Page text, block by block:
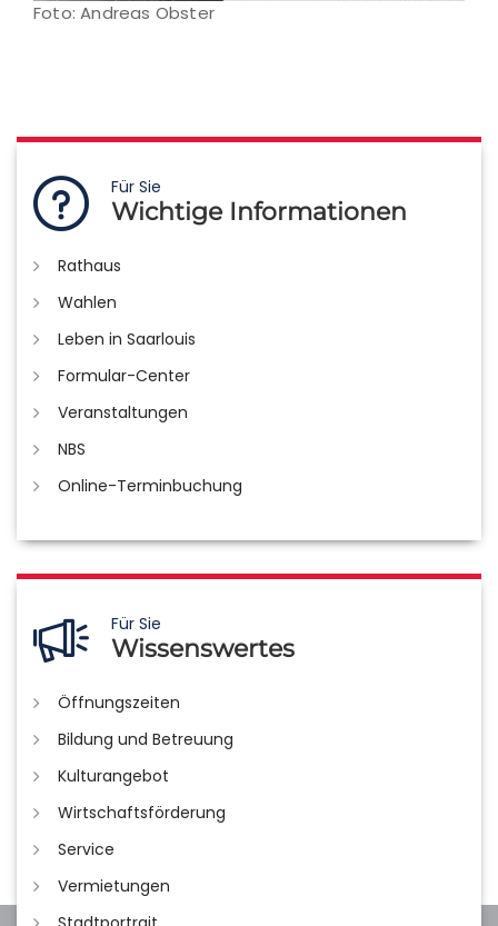
Foto: Andreas Obster
Für Sie
Wichtige Informationen
Rathaus
Wahlen
Leben in Saarlouis
Formular-Center
Veranstaltungen
NBS
Online-Terminbuchung
Für Sie
Wissenswertes
Öffnungszeiten
Bildung und Betreuung
Kulturangebot
Wirtschaftsförderung
Service
Vermietungen